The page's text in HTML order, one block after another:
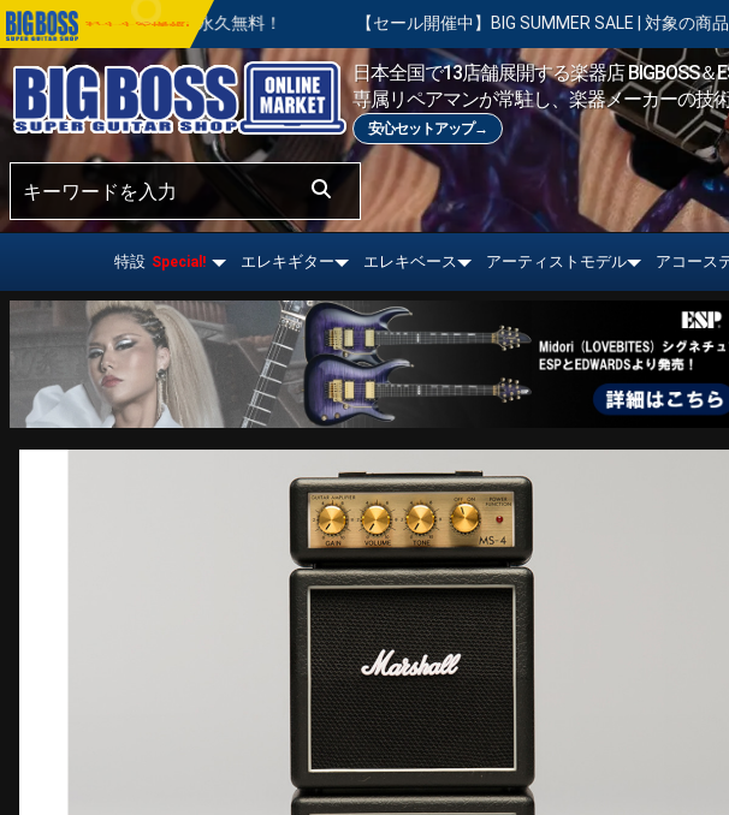
無料！ 【セール開催中】BIG SUMMER SALE | 対象の商品が真夏のお祭り価格！8月
おすすめ情報!
日本全国で13店舗展開する楽器店 BIGBOSS
専属リペアマンが常駐し、楽器メーカーの技
安心セットアップ→
特設 Special! エレキギター エレキベース アーティストモデル アコース